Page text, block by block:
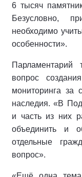
6 тысяч
Безусловно,
необходимо
особенности».
вопрос
мониторинга за
наследия. «В
и часть из них
объединить и
отдельные
вопрос».